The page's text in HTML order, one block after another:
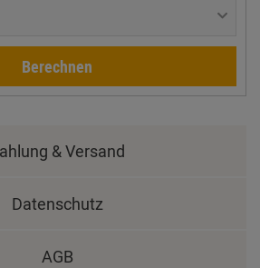
Berechnen
& Versand
Datenschutz
AGB